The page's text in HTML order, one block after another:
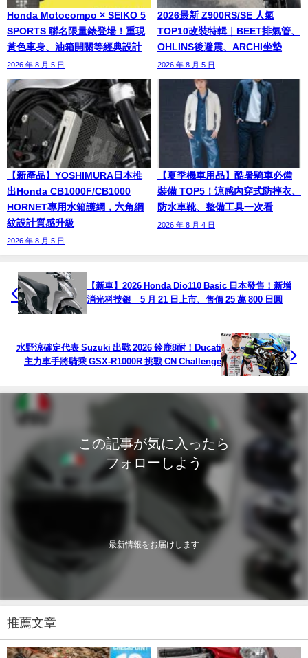
Honda Motocompo × SEIKO 5
SPORTS 聯名限量錶登場！重現
黃色車身、油箱開關等經典設計
2026 年 8 月 5 日
2026最新 Z900RS/SE 人氣
TOP10改裝特輯｜BEET排氣管、
OHLINS後避震、ARCHI坐墊
2026 年 8 月 5 日
【新產品】YOSHIMURA日本推
出Honda CB1000F/CB1000
HORNET專用水箱護網，六角網
紋設計質感升級
2026 年 8 月 5 日
【夏季機車用品】酷暑騎車必備
裝備 TOP5！涼感內穿式防摔衣、
防水車靴、整備工具一次看
2026 年 8 月 4 日
【新車】2026 Honda Dio110 Basic 日本發售！新增
消光科技銀 5 月 21 日上市、售價 25 萬 800 日圓
水野涼確定代表 Suzuki 出戰 2026 鈴鹿8耐！Ducati
主力車手將騎乘 GSX-R1000R 挑戰 CN Challenge
この記事が気に入ったら
フォローしよう
最新情報をお届けします
推薦文章